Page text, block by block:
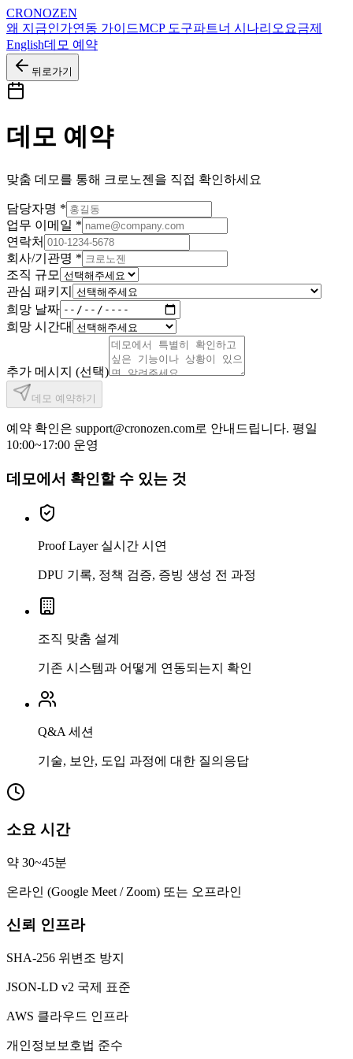
CRONOZEN
왜 지금인가연동 가이드MCP 도구파트너 시나리오 요금제
English데모 예약
뒤로가기
데모 예약
맞춤 데모를 통해 크로노젠을 직접 확인하세요
담당자명 *
업무 이메일 *
연락처
회사/기관명 *
조직 규모
관심 패키지
희망 날짜
희망 시간대
추가 메시지 (선택)
데모 예약하기
예약 확인은 support@cronozen.com로 안내드립니다. 평일
10:00~17:00 운영
데모에서 확인할 수 있는 것
Proof Layer 실시간 시연
DPU 기록, 정책 검증, 증빙 생성 전 과정
조직 맞춤 설계
기존 시스템과 어떻게 연동되는지 확인
Q&A 세션
기술, 보안, 도입 과정에 대한 질의응답
소요 시간
약 30~45분
온라인 (Google Meet / Zoom) 또는 오프라인
신뢰 인프라
SHA-256 위변조 방지
JSON-LD v2 국제 표준
AWS 클라우드 인프라
개인정보보호법 준수